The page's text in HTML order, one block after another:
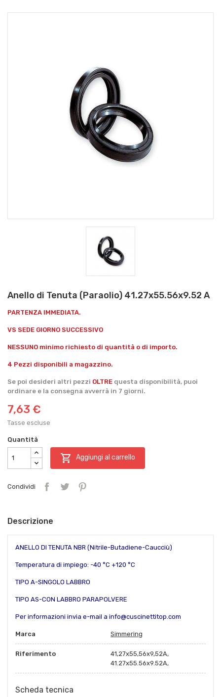
Anello di Tenuta (Paraolio) 41.27x55.56x9.52 A
PARTENZA IMMEDIATA.
VS SEDE GIORNO SUCCESSIVO
NESSUNO minimo richiesto di quantità o di importo.
4 Pezzi disponibili a magazzino.
Se poi desideri altri pezzi OLTRE questa disponibilità, puoi
ordinare e la consegna avverrà in 7 giorni.
7,63 €
Tasse escluse
Quantità
 Aggiungi al carrello
Condividi
Descrizione
ANELLO DI TENUTA NBR (Nitrile-Butadiene-Caucciù)
Temperatura di impiego: -40 °C +120 °C
TIPO A-SINGOLO LABBRO
TIPO AS-CON LABBRO PARAPOLVERE
Per informazioni invia e-mail a info@cuscinettitop.com
Marca Simmering
Riferimento
41,27x55,56x9,52A,
41.27x55.56x9.52A,
Scheda tecnica